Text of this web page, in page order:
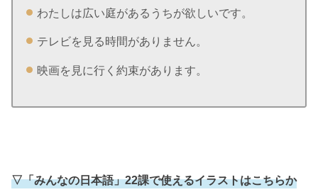
わたしは広い庭があるうちが欲しいです。
テレビを見る時間がありません。
映画を見に行く約束があります。
▽「みんなの日本語」22課で使えるイラストはこちらか